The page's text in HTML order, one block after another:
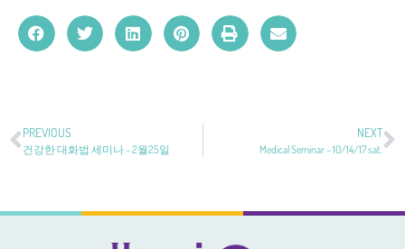
PREVIOUS
건강한 대화법 세미나 – 2월25일
NEXT
Medical Seminar – 10/14/17 sat.